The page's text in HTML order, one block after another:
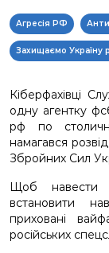
Агресія РФ
Захищаємо Україну
Кіберфахівці
одну агентку
рф по
намагався
Збройних Сил
Щоб навести
встановити
приховані
російських